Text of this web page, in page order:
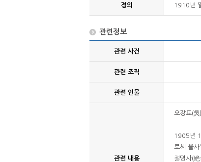
정의 1910년
관련정보
관련 사건
관련 조직
관련 인물
관련 내용
오강표(
1905년
로써 을
절명사(